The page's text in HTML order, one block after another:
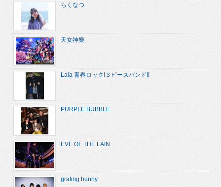
らくなつ
天女神樂
Lala 青春ロック!３ピースバンド!!
PURPLE BUBBLE
EVE OF THE LAIN
grating hunny